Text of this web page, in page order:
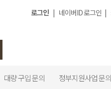
로그인 | 네이버ID 로그인 |
대량 구입 문의 정부지원사업 문의